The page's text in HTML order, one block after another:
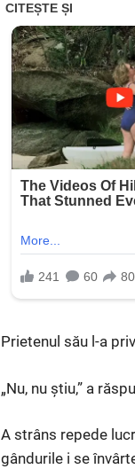
Prietenul său l-a
„Nu, nu știu,” a
A strâns repede
gândurile i se